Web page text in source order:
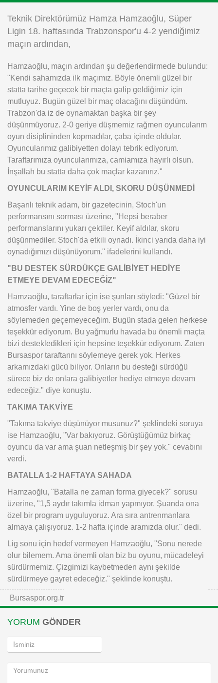
Instagram
Android
iOS
Teknik Direktörümüz Hamza Hamzaoğlu, Süper
Ligin 18. haftasında Trabzonspor'u 4-2 yendiğimiz
maçın ardından,
Hamzaoğlu, maçın ardından şu değerlendirmede bulundu:
"Kendi sahamızda ilk maçımız. Böyle önemli güzel bir
statta tarihe geçecek bir maçta galip geldiğimiz için
mutluyuz. Bugün güzel bir maç olacağını düşündüm.
Trabzon'da iz de oynamaktan başka bir şey
düşünmüyoruz. 2-0 geriye düşmemiz rağmen oyuncularım
oyun disiplininden kopmadılar, çaba içinde oldular.
Oyuncularımız galibiyetten dolayı tebrik ediyorum.
Taraftarımıza oyuncularımıza, camiamıza hayırlı olsun.
İnşallah bu statta daha çok maçlar kazanırız."
OYUNCULARIM KEYİF ALDI, SKORU DÜŞÜNMEDİ
Başarılı teknik adam, bir gazetecinin, Stoch'un
performansını sorması üzerine, "Hepsi beraber
performanslarını yukarı çektiler. Keyif aldılar, skoru
düşünmediler. Stoch'da etkili oynadı. İkinci yarıda daha iyi
oynadığımızı düşünüyorum." ifadelerini kullandı.
"BU DESTEK SÜRDÜKÇE GALİBİYET HEDİYE
ETMEYE DEVAM EDECEĞİZ"
Hamzaoğlu, taraftarlar için ise şunları söyledi: "Güzel bir
atmosfer vardı. Yine de boş yerler vardı, onu da
söylemeden geçemeyeceğim. Bugün stada gelen herkese
teşekkür ediyorum. Bu yağmurlu havada bu önemli maçta
bizi destekledikleri için hepsine teşekkür ediyorum. Zaten
Bursaspor taraftarını söylemeye gerek yok. Herkes
arkamızdaki gücü biliyor. Onların bu desteği sürdüğü
sürece biz de onlara galibiyetler hediye etmeye devam
edeceğiz." diye konuştu.
TAKIMA TAKVİYE
"Takıma takviye düşünüyor musunuz?" şeklindeki soruya
ise Hamzaoğlu, "Var bakıyoruz. Görüştüğümüz birkaç
oyuncu da var ama şuan netleşmiş bir şey yok." cevabını
verdi.
BATALLA 1-2 HAFTAYA SAHADA
Hamzaoğlu, "Batalla ne zaman forma giyecek?" sorusu
üzerine, "1,5 aydır takımla idman yapmıyor. Şuanda ona
özel bir program uyguluyoruz. Ara sıra antrenmanlara
almaya çalışıyoruz. 1-2 hafta içinde aramızda olur." dedi.
Lig sonu için hedef vermeyen Hamzaoğlu, "Sonu nerede
olur bilemem. Ama önemli olan biz bu oyunu, mücadeleyi
sürdürmemiz. Çizgimizi kaybetmeden aynı şekilde
sürdürmeye gayret edeceğiz." şeklinde konuştu.
Bursaspor.org.tr
YORUM GÖNDER